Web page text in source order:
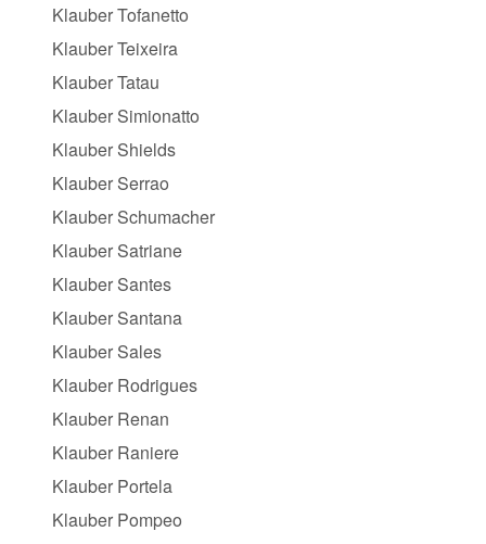
Klauber Tofanetto
Klauber Teixeira
Klauber Tatau
Klauber Simionatto
Klauber Shields
Klauber Serrao
Klauber Schumacher
Klauber Satriane
Klauber Santes
Klauber Santana
Klauber Sales
Klauber Rodrigues
Klauber Renan
Klauber Raniere
Klauber Portela
Klauber Pompeo